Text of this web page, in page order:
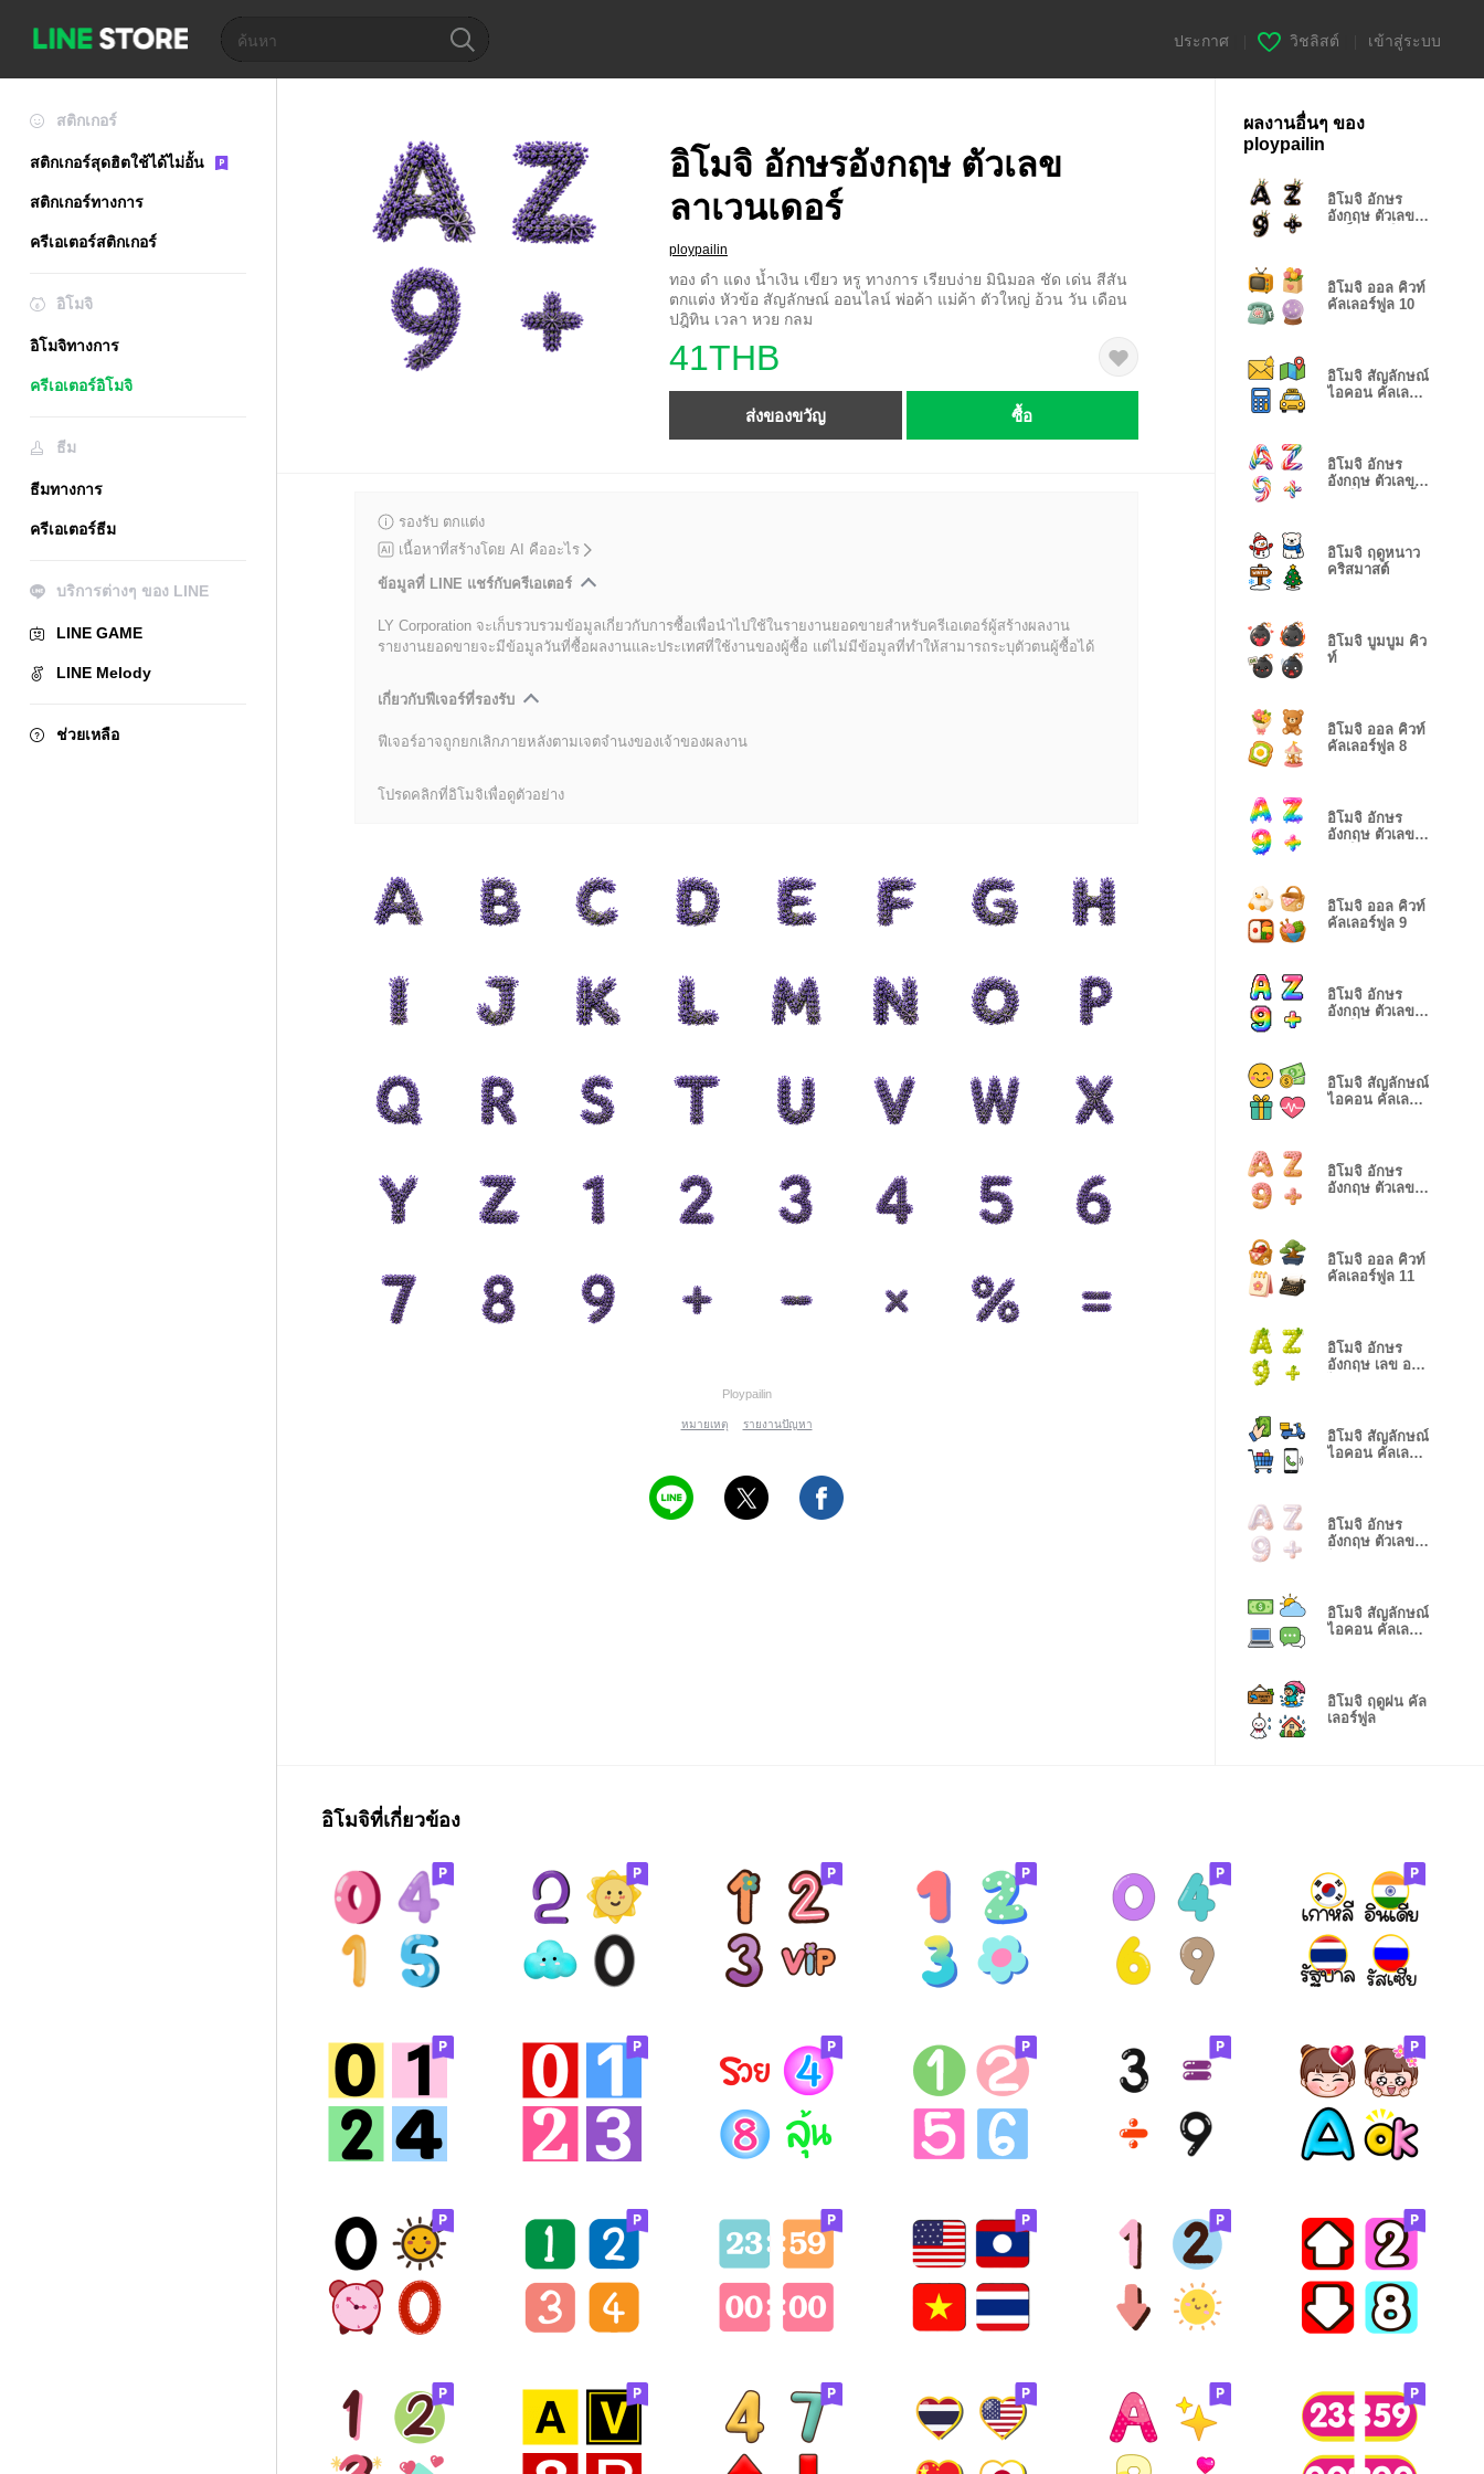
ประกาศ วิชลิสต์ เข้าสู่ระบบ
สติกเกอร์
สติกเกอร์สุดฮิตใช้ได้ไม่อั้น
สติกเกอร์ทางการ
ครีเอเตอร์สติกเกอร์
อิโมจิ
อิโมจิทางการ
ครีเอเตอร์อิโมจิ
ธีม
ธีมทางการ
ครีเอเตอร์ธีม
บริการต่างๆ ของ LINE
LINE GAME
LINE Melody
ช่วยเหลือ
อิโมจิ อักษรอังกฤษ ตัวเลข
ลาเวนเดอร์
ploypailin
ทอง ดำ แดง น้ำเงิน เขียว หรู ทางการ เรียบง่าย มินิมอล ชัด เด่น สีสัน
ตกแต่ง หัวข้อ สัญลักษณ์ ออนไลน์ พ่อค้า แม่ค้า ตัวใหญ่ อ้วน วัน เดือน
ปฎิทิน เวลา หวย กลม
41THB
ส่งของขวัญ ซื้อ
รองรับ ตกแต่ง
เนื้อหาที่สร้างโดย AI คืออะไร
ข้อมูลที่ LINE แชร์กับครีเอเตอร์
LY Corporation จะเก็บรวบรวมข้อมูลเกี่ยวกับการซื้อเพื่อนำไปใช้ในรายงานยอดขายสำหรับครีเอเตอร์ผู้สร้างผลงาน
รายงานยอดขายจะมีข้อมูลวันที่ซื้อผลงานและประเทศที่ใช้งานของผู้ซื้อ แต่ไม่มีข้อมูลที่ทำให้สามารถระบุตัวตนผู้ซื้อได้
เกี่ยวกับฟีเจอร์ที่รองรับ
ฟีเจอร์อาจถูกยกเลิกภายหลังตามเจตจำนงของเจ้าของผลงาน
โปรดคลิกที่อิโมจิเพื่อดูตัวอย่าง
Ploypailin
หมายเหตุ รายงานปัญหา
ผลงานอื่นๆ ของ
ploypailin
อิโมจิ อักษร
อังกฤษ ตัวเลข
อิโมจิ ออล คิวท์
คัลเลอร์ฟูล 10
อิโมจิ สัญลักษณ์
ไอคอน คัลเลอร์
อิโมจิ อักษร
อังกฤษ ตัวเลข
อิโมจิ ฤดูหนาว
คริสมาสต์
อิโมจิ บูมบูม คิว
ท์
อิโมจิ ออล คิวท์
คัลเลอร์ฟูล 8
อิโมจิ อักษร
อังกฤษ ตัวเลข
อิโมจิ ออล คิวท์
คัลเลอร์ฟูล 9
อิโมจิ อักษร
อังกฤษ ตัวเลข
อิโมจิ สัญลักษณ์
ไอคอน คัลเลอร์
อิโมจิ อักษร
อังกฤษ ตัวเลข
อิโมจิ ออล คิวท์
คัลเลอร์ฟูล 11
อิโมจิ อักษร
อังกฤษ เลข องุ่น
อิโมจิ สัญลักษณ์
ไอคอน คัลเลอร์
อิโมจิ อักษร
อังกฤษ ตัวเลข
อิโมจิ สัญลักษณ์
ไอคอน คัลเลอร์
อิโมจิ ฤดูฝน คัล
เลอร์ฟูล
อิโมจิที่เกี่ยวข้อง